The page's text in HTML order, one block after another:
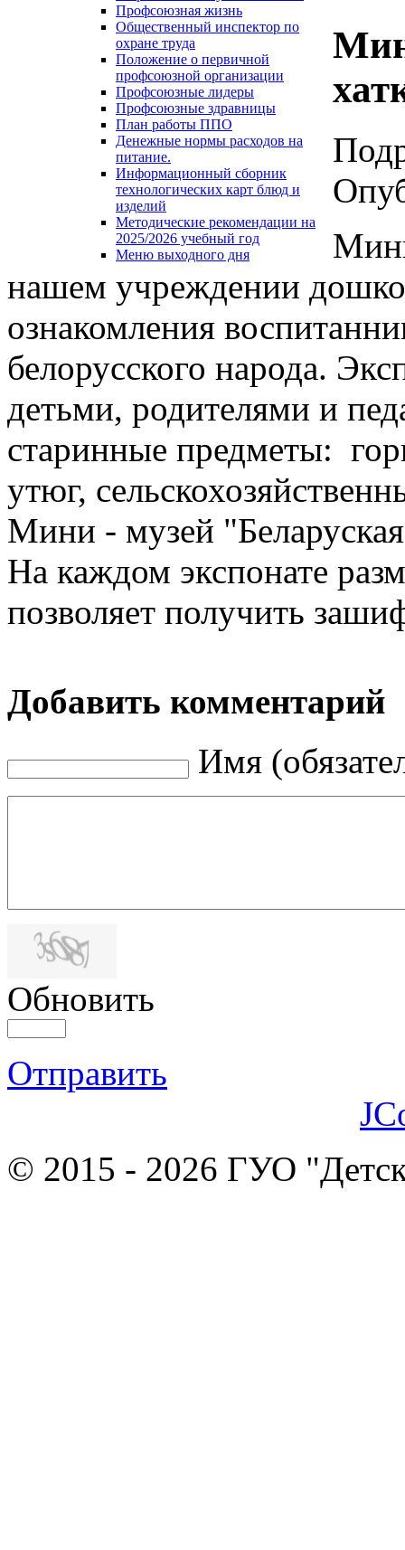
Профсоюзная жизнь
Общественный инспектор по
охране труда
Положение о первичной
профсоюзной организации
Профсоюзные лидеры
Профсоюзные здравницы
План работы ППО
Денежные нормы расходов на
питание.
Информационный сборник
технологических карт блюд и
изделий
Методические рекомендации на
2025/2026 учебный год
Меню выходного дня
нашем учреждении
ознакомления
белорусского народа.
детьми, родителями и
старинные предметы:
утюг,
Мини - музей
На каждом экспонате
позволяет получить
Добавить комментарий
Имя
Обновить
Отправить
© 2015 - 2026 ГУО